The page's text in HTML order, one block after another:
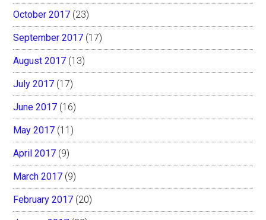
October 2017 (23)
September 2017 (17)
August 2017 (13)
July 2017 (17)
June 2017 (16)
May 2017 (11)
April 2017 (9)
March 2017 (9)
February 2017 (20)